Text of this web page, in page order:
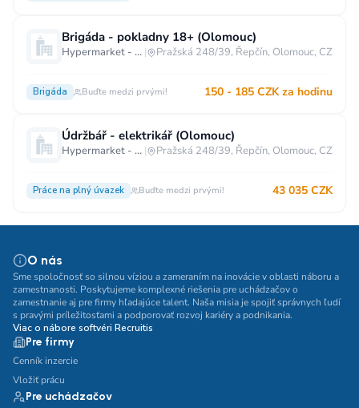
Brigáda - pokladny 18+ (Olomouc)
Hypermarket - Olomouc | Pražská 248/39, Řepčín, Olomouc, CZ
Brigáda Buďte medzi prvými! 150 - 185 CZK za hodinu
Údržbář - elektrikář (Olomouc)
Hypermarket - Olomouc | Pražská 248/39, Řepčín, Olomouc, CZ
Práce na plný úvazek Buďte medzi prvými! 43 035 CZK
O nás
Sme spoločnosť so silnou víziou a zameraním na inovácie v oblasti náboru a
zamestnanosti. Poskytujeme komplexné riešenia pre uchádzačov o
zamestnanie aj pre firmy hľadajúce talent. Naša misia je spojiť správnych ľudí
s pravými príležitosťami a podporovať rozvoj kariéry a podnikania.
Viac o nábore softvéri Recruitis
Pre firmy
Cenník inzercie
Vložiť prácu
Pre uchádzačov